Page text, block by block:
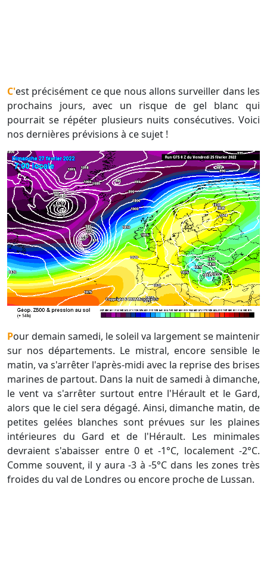
C'est précisément ce que nous allons surveiller dans les
prochains jours, avec un risque de gel blanc qui
pourrait se répéter plusieurs nuits consécutives. Voici
nos dernières prévisions à ce sujet !
Pour demain samedi, le soleil va largement se maintenir
sur nos départements. Le mistral, encore sensible le
matin, va s'arrêter l'après-midi avec la reprise des brises
marines de partout. Dans la nuit de samedi à dimanche,
le vent va s'arrêter surtout entre l'Hérault et le Gard,
alors que le ciel sera dégagé. Ainsi, dimanche matin, de
petites gelées blanches sont prévues sur les plaines
intérieures du Gard et de l'Hérault. Les minimales
devraient s'abaisser entre 0 et -1°C, localement -2°C.
Comme souvent, il y aura -3 à -5°C dans les zones très
froides du val de Londres ou encore proche de Lussan.